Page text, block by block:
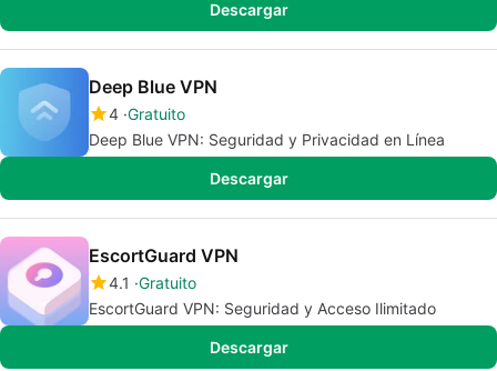
Descargar
Deep Blue VPN
4 Gratuito
Deep Blue VPN: Seguridad y Privacidad en Línea
Descargar
EscortGuard VPN
4.1 Gratuito
EscortGuard VPN: Seguridad y Acceso Ilimitado
Descargar